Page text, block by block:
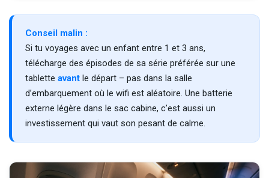
Conseil malin :
Si tu voyages avec un enfant entre 1 et 3 ans,
télécharge des épisodes de sa série préférée sur une
tablette avant le départ – pas dans la salle
d’embarquement où le wifi est aléatoire. Une batterie
externe légère dans le sac cabine, c’est aussi un
investissement qui vaut son pesant de calme.